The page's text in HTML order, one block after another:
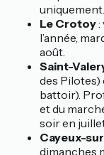
uniquement.
Le Crotoy:
l’année,
août.
Saint-
des Pilotes)
battoir).
et du
soir en
Cayeux-
dimanches